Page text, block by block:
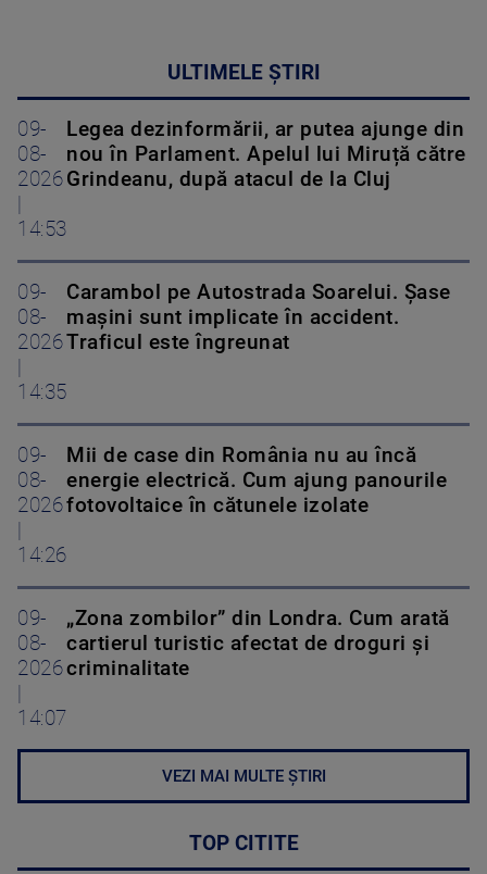
ULTIMELE ȘTIRI
09-
08-
2026
14:53
Legea dezinformării, ar putea ajunge din
nou în Parlament. Apelul lui Miruță către
Grindeanu, după atacul de la Cluj
09-
08-
2026
14:35
Carambol pe Autostrada Soarelui. Șase
mașini sunt implicate în accident.
Traficul este îngreunat
09-
08-
2026
14:26
Mii de case din România nu au încă
energie electrică. Cum ajung panourile
fotovoltaice în cătunele izolate
09-
08-
2026
14:07
„Zona zombilor” din Londra. Cum arată
cartierul turistic afectat de droguri și
criminalitate
VEZI MAI MULTE ȘTIRI
TOP CITITE